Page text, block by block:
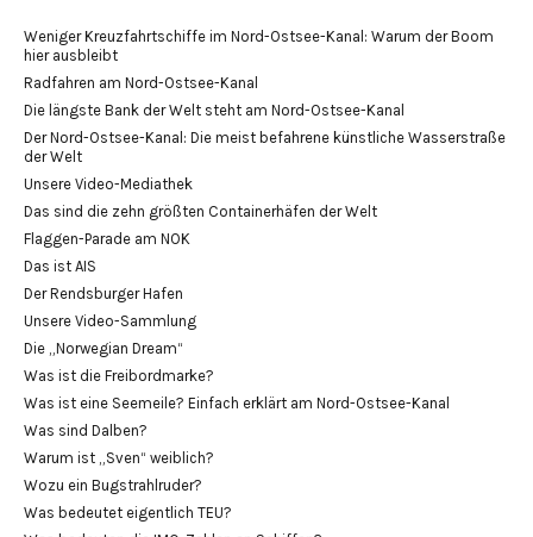
Weniger Kreuzfahrtschiffe im Nord-Ostsee-Kanal: Warum der Boom
hier ausbleibt
Radfahren am Nord-Ostsee-Kanal
Die längste Bank der Welt steht am Nord-Ostsee-Kanal
Der Nord-Ostsee-Kanal: Die meist befahrene künstliche Wasserstraße
der Welt
Unsere Video-Mediathek
Das sind die zehn größten Containerhäfen der Welt
Flaggen-Parade am NOK
Das ist AIS
Der Rendsburger Hafen
Unsere Video-Sammlung
Die „Norwegian Dream“
Was ist die Freibordmarke?
Was ist eine Seemeile? Einfach erklärt am Nord-Ostsee-Kanal
Was sind Dalben?
Warum ist „Sven“ weiblich?
Wozu ein Bugstrahlruder?
Was bedeutet eigentlich TEU?